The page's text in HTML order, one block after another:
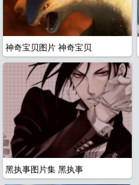
图
神奇宝贝图片 神奇宝贝
黑执事图片集 黑执事